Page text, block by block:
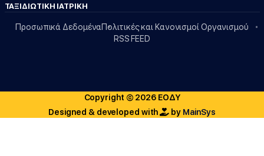
ΤΑΞΙΔΙΩΤΙΚΗ ΙΑΤΡΙΚΗ
Προσωπικά ΔεδομέναΠολιτικές και Κανονισμοί Οργανισμού
RSS FEED
Copyright © 2026 ΕΟΔΥ
Designed & developed with
by MainSys